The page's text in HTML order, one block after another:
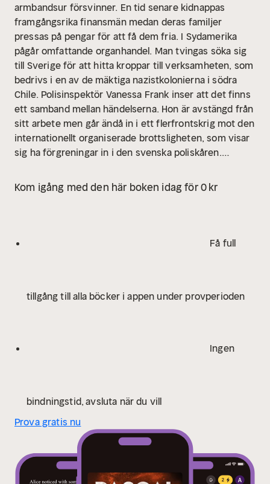
armbandsur försvinner. En tid senare kidnappas
framgångsrika finansmän medan deras familjer
pressas på pengar för att få dem fria. I Sydamerika
pågår omfattande organhandel. Man tvingas söka sig
till Sverige för att hitta kroppar till verksamheten, som
bedrivs i en av de mäktiga nazistkolonierna i södra
Chile. Polisinspektör Vanessa Frank inser att det finns
ett samband mellan händelserna. Hon är avstängd från
sitt arbete men går ändå in i ett flerfrontskrig mot den
internationellt organiserade brottsligheten, som visar
sig ha förgreningar in i den svenska poliskåren.
och den första med Vanessa Frank i huvudrollen.
Kom igång med den här boken idag för 0 kr
Få full
tillgång till alla böcker i appen under provperioden
Ingen
bindningstid, avsluta när du vill
Prova gratis nu